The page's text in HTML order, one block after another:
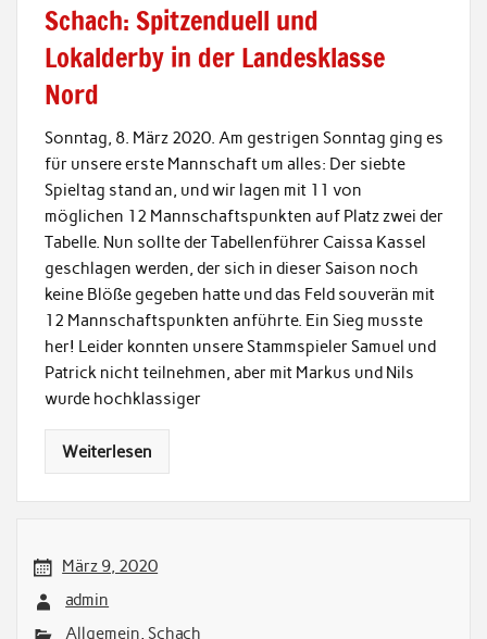
Schach: Spitzenduell und
Lokalderby in der Landesklasse
Nord
Sonntag, 8. März 2020. Am gestrigen Sonntag ging es
für unsere erste Mannschaft um alles: Der siebte
Spieltag stand an, und wir lagen mit 11 von
möglichen 12 Mannschaftspunkten auf Platz zwei der
Tabelle. Nun sollte der Tabellenführer Caissa Kassel
geschlagen werden, der sich in dieser Saison noch
keine Blöße gegeben hatte und das Feld souverän mit
12 Mannschaftspunkten anführte. Ein Sieg musste
her! Leider konnten unsere Stammspieler Samuel und
Patrick nicht teilnehmen, aber mit Markus und Nils
wurde hochklassiger
Weiterlesen
März 9, 2020
admin
Allgemein,Schach